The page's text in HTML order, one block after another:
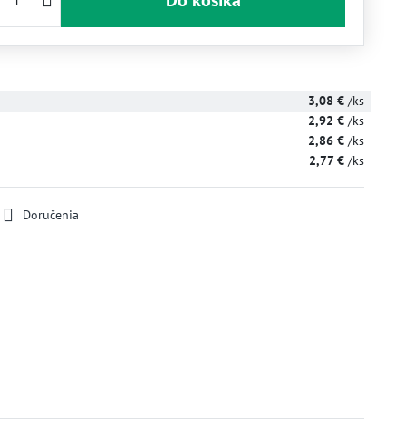
3,08 € /ks
2,92 € /ks
2,86 € /ks
2,77 € /ks
Doručenia